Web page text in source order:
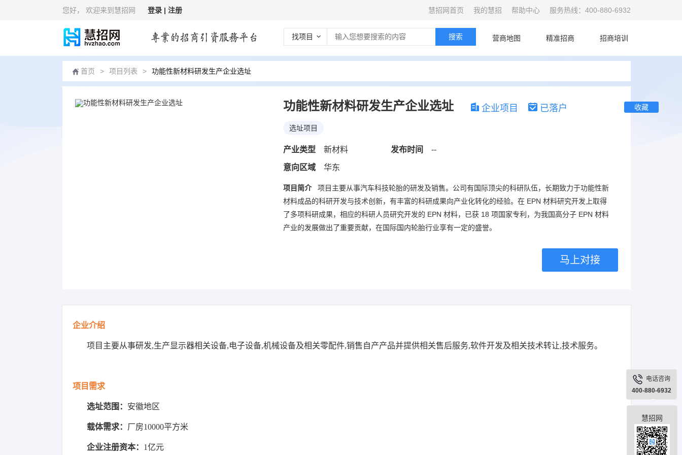
您好， 欢迎来到慧招网 登录 | 注册 慧招网首页 我的慧招 帮助中心 服务热线：400-880-6932
首页 营商地图 精准招商 招商培训
找项目 搜索
首页 > 项目列表 > 功能性新材料研发生产企业选址
功能性新材料研发生产企业选址 企业项目 已落户 收藏
选址项目
产业类型 新材料 发布时间 --
意向区域 华东
项目简介
项目主要从事汽车科技轮胎的研发及销售。公司有国际顶尖的科研队伍，长期致力于功能性新
材料成品的科研开发与技术创新，有丰富的科研成果向产业化转化的经验。在 EPN 材料研究开发上取得
了多项科研成果，相应的科研人员研究开发的 EPN 材料，已获 18 项国家专利，为我国高分子 EPN 材料
产业的发展做出了重要贡献，在国际国内轮胎行业享有一定的盛誉。
马上对接
企业介绍
项目主要从事研发,生产显示器相关设备,电子设备,机械设备及相关零配件,销售自产产品并提供相关售后服务,软件开发及相关技术转让,技术服务。
项目需求
选址范围： 安徽地区
载体需求： 厂房10000平方米
企业注册资本： 1亿元
职务
电话咨询
400-880-6932
慧招网